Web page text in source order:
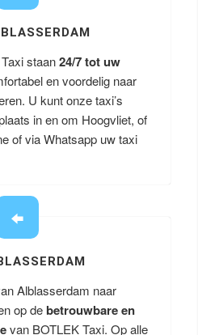
staan24/7 tot uw
en voordelig naar
U kunt onze taxi’s
in en om Hoogvliet, of
of via Whatsapp uw taxi
Alblasserdam naar
op debetrouwbare en
van BOTLEK Taxi. Op alle